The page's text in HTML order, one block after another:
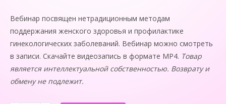
499.00 ₽.
Вебинар посвящен нетрадиционным методам
поддержания женского здоровья и профилактике
гинекологических заболеваний. Вебинар можно смотреть
в записи. Скачайте видеозапись в формате MP4. Товар
является интеллектуальной собственностью. Возврату и
обмену не подлежит.